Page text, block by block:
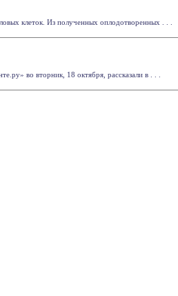
клеток. Из полученных оплодотворенных . . .
во вторник, 18 октября, рассказали в . . .